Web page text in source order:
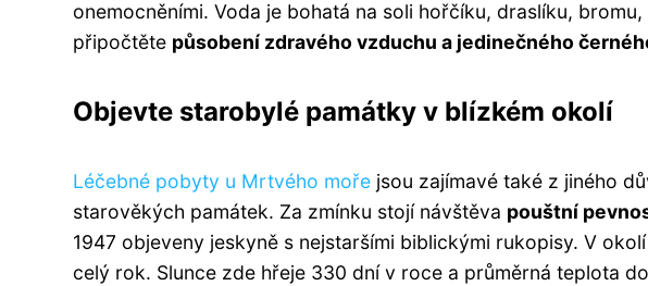
onemocněními. Voda je bohatá na soli hořčíku, draslíku,
připočtěte působení zdravého vzduchu a jedinečného
Objevte starobylé památky v blízkém okolí
Léčebné pobyty u Mrtvého moře jsou zajímavé také z jiného
starověkých památek. Za zmínku stojí návštěva pouštní
1947 objeveny jeskyně s nejstaršími biblickými rukopisy. V
celý rok. Slunce zde hřeje 330 dní v roce a průměrná teplota